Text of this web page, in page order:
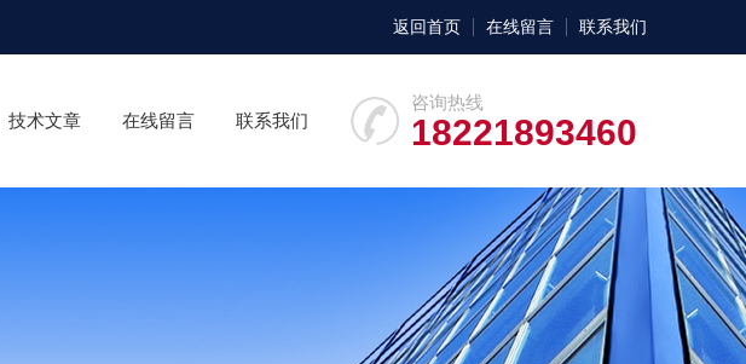
返回首页 在线留言 联系我们
咨询热线
18221893460
技术文章 在线留言 联系我们